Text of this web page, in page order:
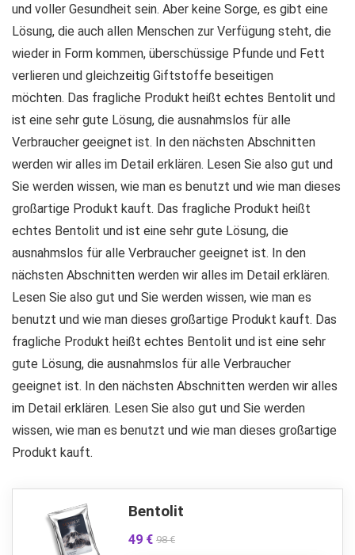
und voller Gesundheit sein. Aber keine Sorge, es gibt eine
Lösung, die auch allen Menschen zur Verfügung steht, die
wieder in Form kommen, überschüssige Pfunde und Fett
verlieren und gleichzeitig Giftstoffe beseitigen
möchten. Das fragliche Produkt heißt echtes Bentolit und
ist eine sehr gute Lösung, die ausnahmslos für alle
Verbraucher geeignet ist. In den nächsten Abschnitten
werden wir alles im Detail erklären. Lesen Sie also gut und
Sie werden wissen, wie man es benutzt und wie man dieses
großartige Produkt kauft. Das fragliche Produkt heißt
echtes Bentolit und ist eine sehr gute Lösung, die
ausnahmslos für alle Verbraucher geeignet ist. In den
nächsten Abschnitten werden wir alles im Detail erklären.
Lesen Sie also gut und Sie werden wissen, wie man es
benutzt und wie man dieses großartige Produkt kauft. Das
fragliche Produkt heißt echtes Bentolit und ist eine sehr
gute Lösung, die ausnahmslos für alle Verbraucher
geeignet ist. In den nächsten Abschnitten werden wir alles
im Detail erklären. Lesen Sie also gut und Sie werden
wissen, wie man es benutzt und wie man dieses großartige
Produkt kauft.
Bentolit
49 € 98 €